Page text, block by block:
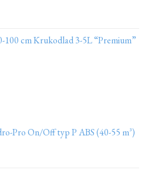
100 cm Krukodlad 3-5L “Premium”
Pro On/Off typ P ABS (40-55 m³)